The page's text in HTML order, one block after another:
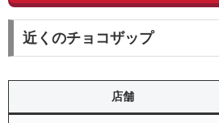
近くのチョコザップ
店舗